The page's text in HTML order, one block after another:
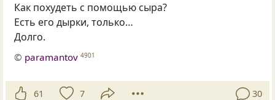
Как похудеть с помощью сыра?
Есть его дырки, только…
Долго.
© paramantov 4901
61 7 30